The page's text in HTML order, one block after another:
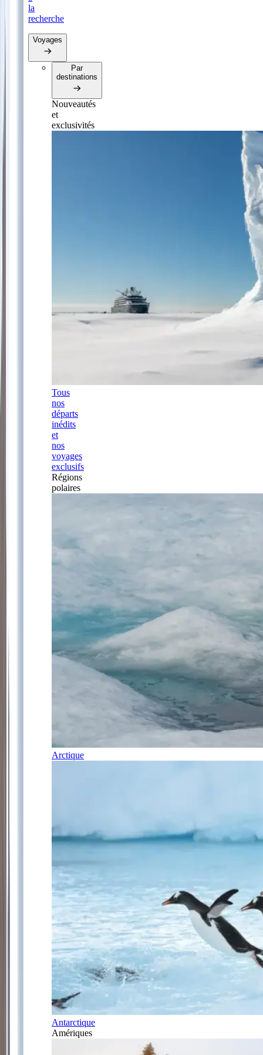
la
recherche
Voyages
Par
destinations
Nouveautés
et
exclusivités
Tous
nos
départs
inédits
et
nos
voyages
exclusifs
Régions
polaires
Arctique
Antarctique
Amériques